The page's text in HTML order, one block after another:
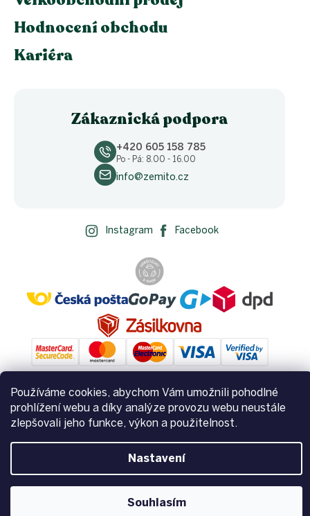
Používáme cookies, abychom Vám umožnili pohodlné
prohlížení webu a díky analýze provozu webu neustále
zlepšovali jeho funkce, výkon a použitelnost.
Nastavení
Souhlasím
Hodnocení obchodu
Kariéra
Zákaznická podpora
+420 605 158 785
Po - Pá: 8.00 - 16.00
info@zemito.cz
Instagram Facebook
Vytvořil Shoptet
Zemito.cz. Všechna práva vyhrazena.